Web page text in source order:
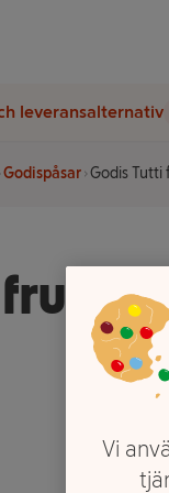
leveransalternativ
Godispåsar Godis Tutti
Vi